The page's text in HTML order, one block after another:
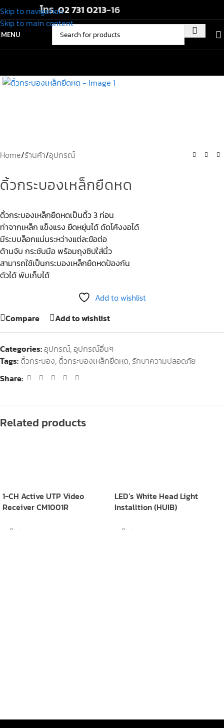
Skip to navigation
Skip to main content
โทร.02 731 0213-16
MENU
Home/ร้านค้า/อุปกรณ์
ดิ้วกระบองเหล็กยืดหด
ดิ้วกระบองเหล็กยืดหดเป็นดิ้ว 3 ท่อน
ท่าจากเหล็ก แข็งแรง ยืดหยุ่นได้ ดัดโค้งงอได้
มีระบบล็อกแน่นระหว่างแต่ละข้อต่อ
ด้านจับ กระชับมือ พร้อมถุงซิปใส่นิ้ว
สามารถใช้เป็นกระบองเหล็กยืดหดป้องกัน
ตัวได้ พับเก็บได้
Add to wishlist
Compare
Add to wishlist
Categories:อุปกรณ์,อุปกรณ์อื่นๆ
Tags:ดิ้วกระบอง,ดิ้วกระบองเหล็กยืดหด, รักษาความปลอดภัย
Share:
Related products
1-CH Active UTP Video
Receiver CM1001R
LED’s White Head Light
Installtion (HUIB)